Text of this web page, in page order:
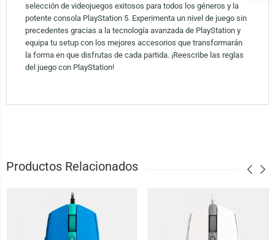
selección de videojuegos exitosos para todos los géneros y la
potente consola PlayStation 5. Experimenta un nivel de juego sin
precedentes gracias a la tecnología avanzada de PlayStation y
equipa tu setup con los mejores accesorios que transformarán
la forma en que disfrutas de cada partida. ¡Reescribe las reglas
del juego con PlayStation!
Productos Relacionados